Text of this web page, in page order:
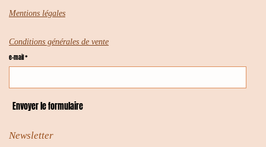
Mentions légales
Conditions générales de vente
e-mail *
Envoyer le formulaire
Newsletter